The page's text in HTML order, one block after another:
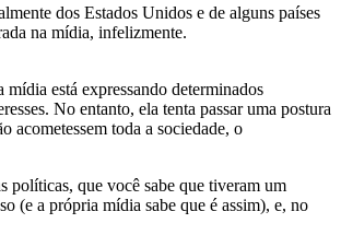
dos Estados Unidos e de alguns países
na mídia, infelizmente.
está expressando determinados
No entanto, ela tenta passar uma postura
acometessem toda a sociedade, o
políticas, que você sabe que tiveram um
(e a própria mídia sabe que é assim), e, no